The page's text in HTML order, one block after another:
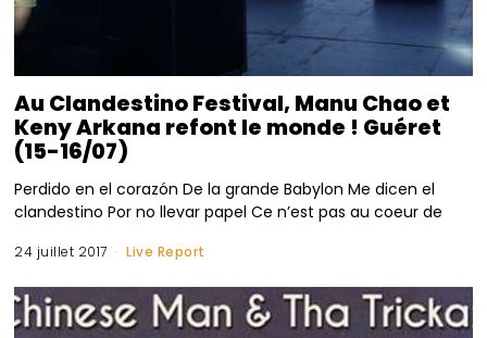
Au Clandestino Festival, Manu Chao et
Keny Arkana refont le monde ! Guéret
(15-16/07)
Perdido en el corazón De la grande Babylon Me dicen el
clandestino Por no llevar papel Ce n’est pas au coeur de
24 juillet 2017 Live Report